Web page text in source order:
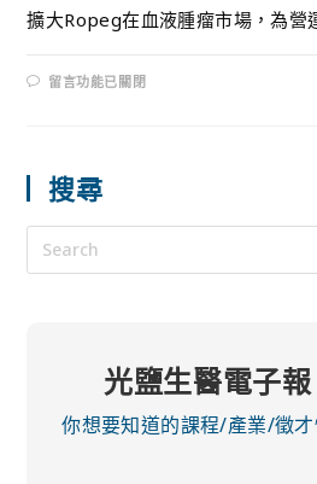
擴大Ropeg在血液腫瘤市場，為營
留言功能已關閉
搜尋
光鹽生醫電子報
你想要知道的課程/產業/徵